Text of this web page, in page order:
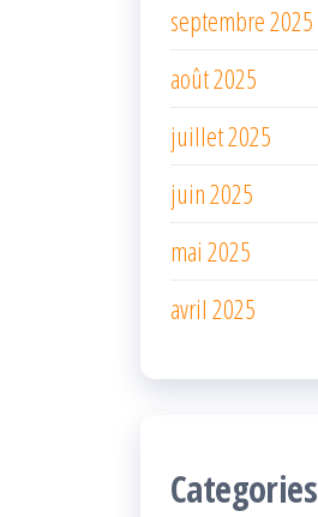
septembre 2025
août 2025
juillet 2025
juin 2025
mai 2025
avril 2025
Categories